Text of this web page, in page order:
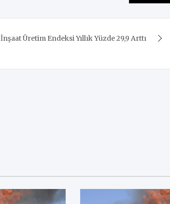
İnşaat Üretim Endeksi Yıllık Yüzde 29,9 Arttı